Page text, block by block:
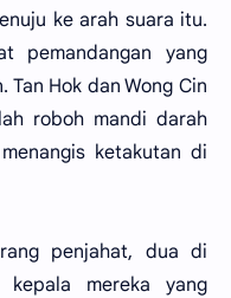
ke arah suara itu.
yang
Hok dan Wong Cin
roboh mandi darah
ketakutan di
penjahat, dua di
kepala mereka yang